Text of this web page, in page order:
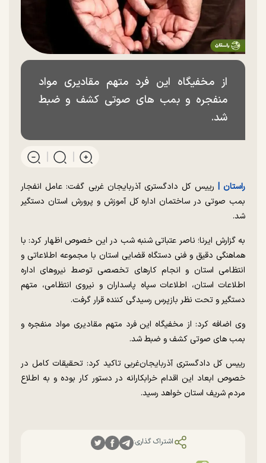
از مخفیگاه این فرد متهم مقادیری مواد
منفجره و بمب های صوتی کشف و ضبط
شد.
راستان | رییس کل دادگستری آذربایجان غربی گفت: عامل انفجار
بمب صوتی در ساختمان اداره کل آموزش و پرورش استان دستگیر
شد.
به گزارش ایرنا؛ ناصر عتباتی شنبه شب در این خصوص اظهار کرد: با
هماهنگی دقیق و فنی دستگاه قضایی استان با مجموعه اطلاعاتی و
انتظامی استان و انجام کارهای تخصصی توصط نیروهای اداره
اطلاعات استان، اطلاعات سپاه پاسداران و نیروی انتظامی، متهم
دستگیر و تحت نظر بازپرس رسیدگی کننده قرار گرفت.
وی اضافه کرد: از مخفیگاه این فرد متهم مقادیری مواد منفجره و
بمب های صوتی کشف و ضبط شد.
رییس کل دادگستری آذربایجان‌غربی تاکید کرد: تحقیقات کامل در
خصوص ابعاد این اقدام خرابکارانه در دستور کار بوده و به اطلاع
مردم شریف استان خواهد رسید.
اشتراک گذاری: